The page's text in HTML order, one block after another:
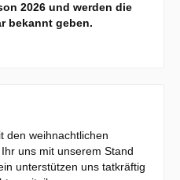
2026 und werden die
bekannt geben.
den weihnachtlichen
uns mit unserem Stand
unterstützen uns tatkräftig